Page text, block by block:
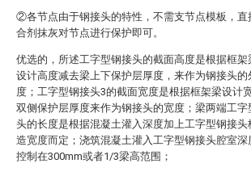
②各节点由于钢接头的特性，不需支节点模板，直
合剂抹灰对节点进行保护即可。
优选的，所述工字型钢接头的截面高度是根据框架
设计高度减去梁上下保护层厚度，来作为钢接头的
度；工字型钢接头3的截面宽度是根据框架梁设计
双侧保护层厚度来作为钢接头的宽度；梁两端工字
头的长度是根据混凝土灌入深度加上工字型钢接头
造宽度而定；浇筑混凝土灌入工字型钢接头腔室深
控制在300mm或者1/3梁高范围；